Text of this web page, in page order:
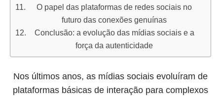
O papel das plataformas de redes sociais no
futuro das conexões genuínas
Conclusão: a evolução das mídias sociais e a
força da autenticidade
Nos últimos anos, as mídias sociais evoluíram de
plataformas básicas de interação para complexos